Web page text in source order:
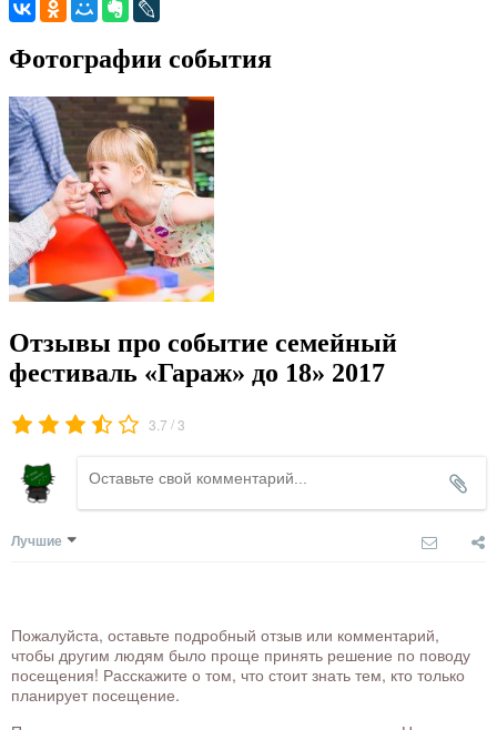
Фотографии события
Отзывы про событие семейный
фестиваль «Гараж» до 18» 2017
3.7 /3
Лучшие
Пожалуйста, оставьте подробный отзыв или комментарий,
чтобы другим людям было проще принять решение по поводу
посещения! Расскажите о том, что стоит знать тем, кто только
планирует посещение.